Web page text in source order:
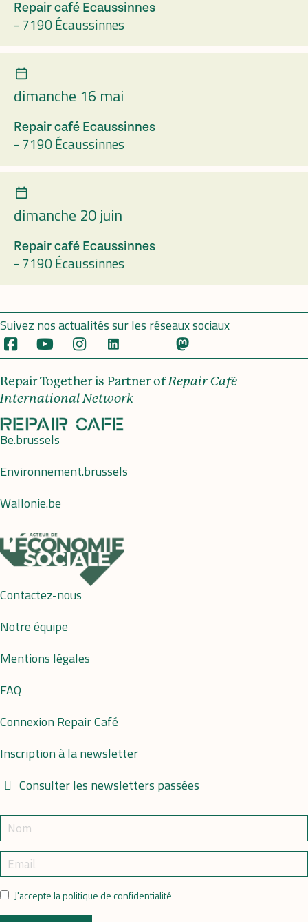
Repair café Ecaussinnes
- 7190 Écaussinnes
dimanche 16 mai
Repair café Ecaussinnes
- 7190 Écaussinnes
dimanche 20 juin
Repair café Ecaussinnes
- 7190 Écaussinnes
Suivez nos actualités sur les réseaux sociaux
Repair Together is Partner ofRepair Café
International Network
Be.brussels
Environnement.brussels
Wallonie.be
Contactez-nous
Notre équipe
Mentions légales
FAQ
Connexion Repair Café
Inscription à la newsletter
Consulter les newsletters passées
J'accepte la politique de confidentialité